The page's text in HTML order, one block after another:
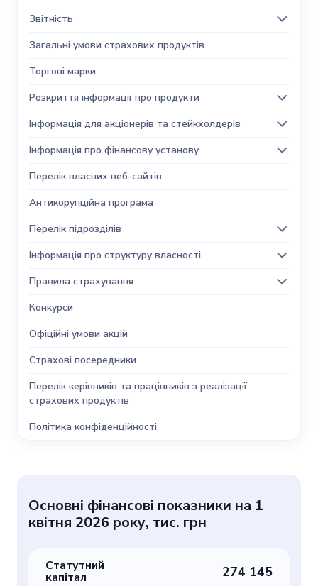
Звітність
Загальні умови страхових продуктів
Торгові марки
Розкриття інформації про продукти
Інформація для акціонерів та стейкхолдерів
Інформація про фінансову установу
Перелік власних веб-сайтів
Антикорупційна програма
Перелік підрозділів
Інформація про структуру власності
Правила страхування
Конкурси
Офіційні умови акцій
Страхові посередники
Перелік керівників та працівників з реалізації
страхових продуктів
Політика конфіденційності
Основні фінансові показники на 1
квітня 2026 року, тис. грн
Статутний
капітал 274 145